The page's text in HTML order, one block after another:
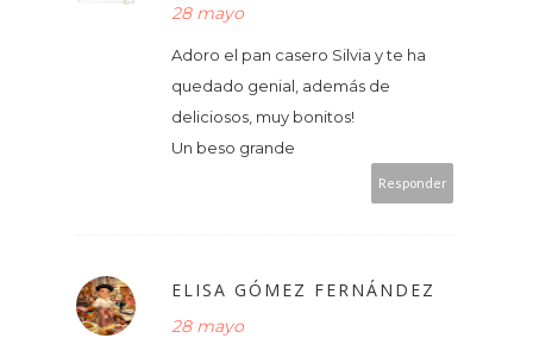
28 mayo
Adoro el pan casero Silvia y te ha
quedado genial, además de
deliciosos, muy bonitos!
Un beso grande
Responder
ELISA GÓMEZ FERNÁNDEZ
28 mayo